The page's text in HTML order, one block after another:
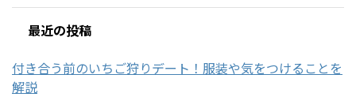
最近の投稿
付き合う前のいちご狩りデート！服装や気をつけることを
解説